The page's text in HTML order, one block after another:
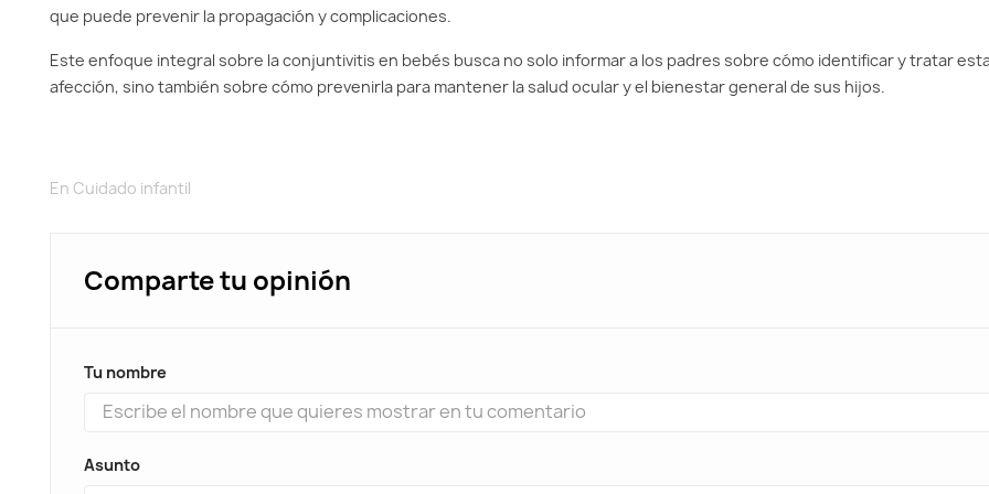
que puede prevenir la propagación y complicaciones.
Este enfoque integral sobre la conjuntivitis en bebés busca no solo informar a los padres sobre cómo identificar y tratar
afección, sino también sobre cómo prevenirla para mantener la salud ocular y el bienestar general de sus hijos.
En Cuidado infantil
Comparte tu opinión
Tu nombre
Asunto